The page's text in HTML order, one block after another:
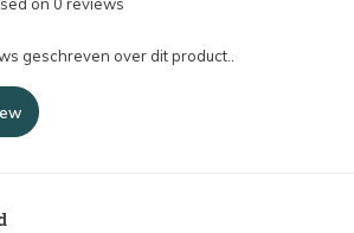
on 0 reviews
geschreven over dit product..